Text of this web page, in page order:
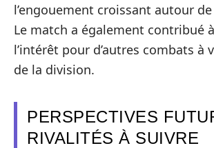
l’engouement croissant autour de
Le match a également contribué
l’intérêt pour d’autres combats à
de la division.
PERSPECTIVES
RIVALITÉS À SUIVRE